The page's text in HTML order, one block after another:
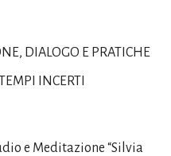
DIALOGO E PRATICHE
INCERTI
e Meditazione “Silvia